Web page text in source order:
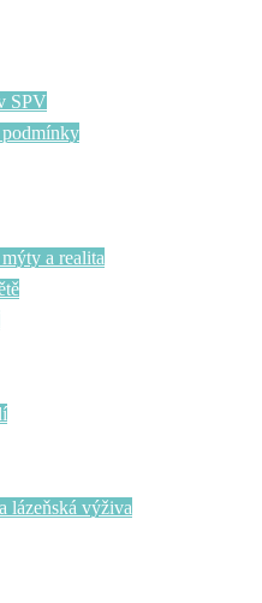
SPV
podmínky
a realita
lázeňská výživa